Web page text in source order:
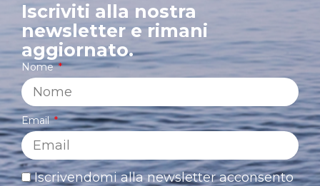
Iscriviti alla nostra
newsletter e rimani
aggiornato.
Nome
Email
Iscrivendomi alla newsletter acconsento